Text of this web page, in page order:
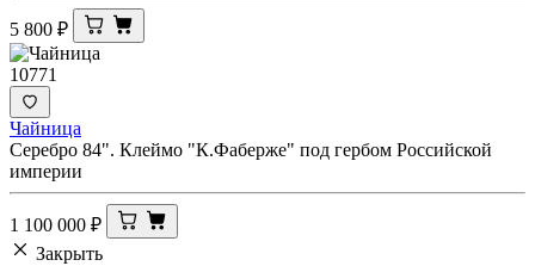
5 800 ₽
10771
Чайница
Серебро 84". Клеймо "К.Фаберже" под гербом Российской
империи
1 100 000 ₽
Закрыть